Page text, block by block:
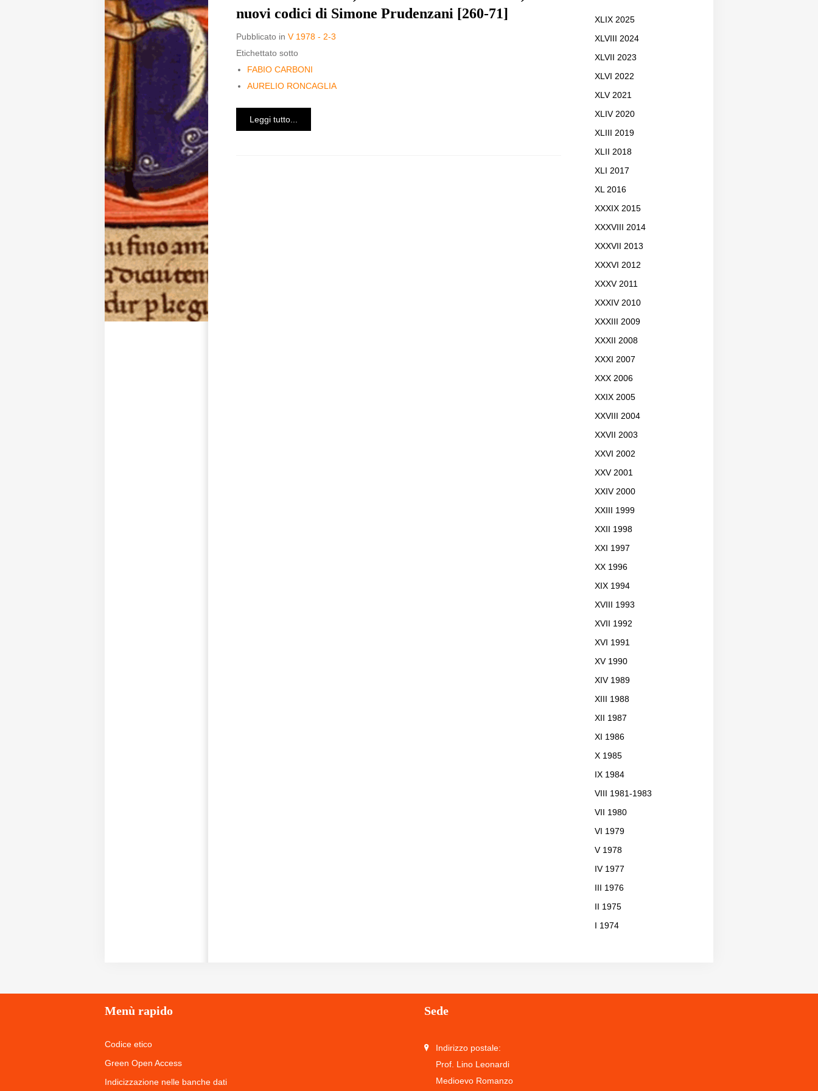
direzione@medioevoromanzo.it
nuovi codici di Simone Prudenzani [260-71]
Pubblicato in V 1978 - 2-3
Etichettato sotto
FABIO CARBONI
AURELIO RONCAGLIA
Leggi tutto...
XLIX 2025
XLVIII 2024
XLVII 2023
XLVI 2022
XLV 2021
XLIV 2020
XLIII 2019
XLII 2018
XLI 2017
XL 2016
XXXIX 2015
XXXVIII 2014
XXXVII 2013
XXXVI 2012
XXXV 2011
XXXIV 2010
XXXIII 2009
XXXII 2008
XXXI 2007
XXX 2006
XXIX 2005
XXVIII 2004
XXVII 2003
XXVI 2002
XXV 2001
XXIV 2000
XXIII 1999
XXII 1998
XXI 1997
XX 1996
XIX 1994
XVIII 1993
XVII 1992
XVI 1991
XV 1990
XIV 1989
XIII 1988
XII 1987
XI 1986
X 1985
IX 1984
VIII 1981-1983
VII 1980
VI 1979
V 1978
IV 1977
III 1976
II 1975
I 1974
Menù rapido
Codice etico
Green Open Access
Indicizzazione nelle banche dati
Sede
Indirizzo postale:
Prof. Lino Leonardi
Medioevo Romanzo